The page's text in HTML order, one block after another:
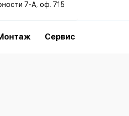
7-А, оф. 715
Сервис